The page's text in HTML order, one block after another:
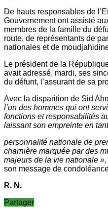
De hauts responsables de
Gouvernement ont assisté
membres de la famille du
route, de représentants de
nationales et de
Le président de la
avait adressé, mardi, ses
du défunt, l’assurant de sa
Avec la disparition de Sid
l’un des hommes qui ont
fonctions et responsabilités
laissant son empreinte en
personnalité nationale de
charnière marquée par des
majeurs de la vie nationale »,
son message de
R. N.
Partager